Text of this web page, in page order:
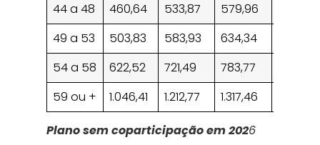
44 a 48
460,64 533,87 579,96
49 a 53
503,83 583,93 634,34
54 a 58
622,52 721,49 783,77
59 ou +
1.046,41 1.212,77 1.317,46
Plano sem coparticipação em 2026